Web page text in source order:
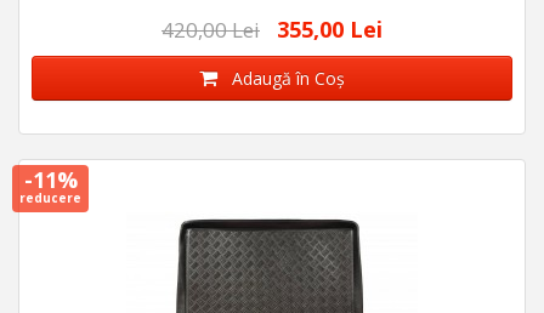
420,00 Lei 355,00 Lei
Adaugă în Coş
-11%
reducere